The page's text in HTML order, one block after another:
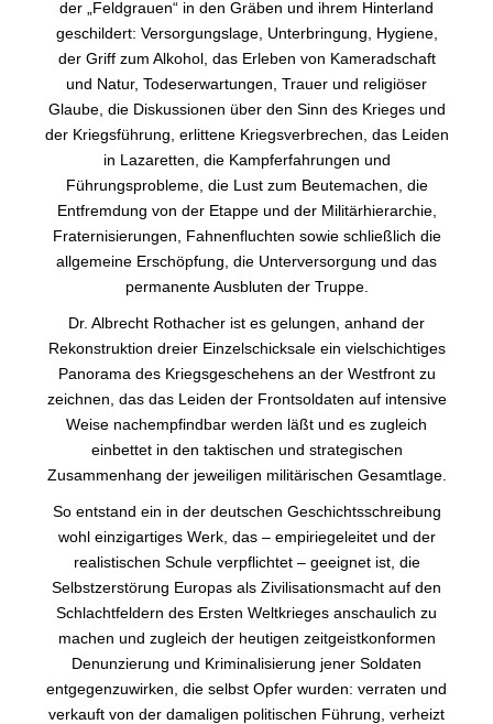
der „Feldgrauen“ in den Gräben und ihrem Hinterland
geschildert: Versorgungslage, Unterbringung, Hygiene,
der Griff zum Alkohol, das Erleben von Kameradschaft
und Natur, Todeserwartungen, Trauer und religiöser
Glaube, die Diskussionen über den Sinn des Krieges und
der Kriegsführung, erlittene Kriegsverbrechen, das Leiden
in Lazaretten, die Kampferfahrungen und
Führungsprobleme, die Lust zum Beutemachen, die
Entfremdung von der Etappe und der Militärhierarchie,
Fraternisierungen, Fahnenfluchten sowie schließlich die
allgemeine Erschöpfung, die Unterversorgung und das
permanente Ausbluten der Truppe.
Dr. Albrecht Rothacher ist es gelungen, anhand der
Rekonstruktion dreier Einzelschicksale ein vielschichtiges
Panorama des Kriegsgeschehens an der Westfront zu
zeichnen, das das Leiden der Frontsoldaten auf intensive
Weise nachempfindbar werden läßt und es zugleich
einbettet in den taktischen und strategischen
Zusammenhang der jeweiligen militärischen Gesamtlage.
So entstand ein in der deutschen Geschichtsschreibung
wohl einzigartiges Werk, das – empiriegeleitet und der
realistischen Schule verpflichtet – geeignet ist, die
Selbstzerstörung Europas als Zivilisationsmacht auf den
Schlachtfeldern des Ersten Weltkrieges anschaulich zu
machen und zugleich der heutigen zeitgeistkonformen
Denunzierung und Kriminalisierung jener Soldaten
entgegenzuwirken, die selbst Opfer wurden: verraten und
verkauft von der damaligen politischen Führung, verheizt